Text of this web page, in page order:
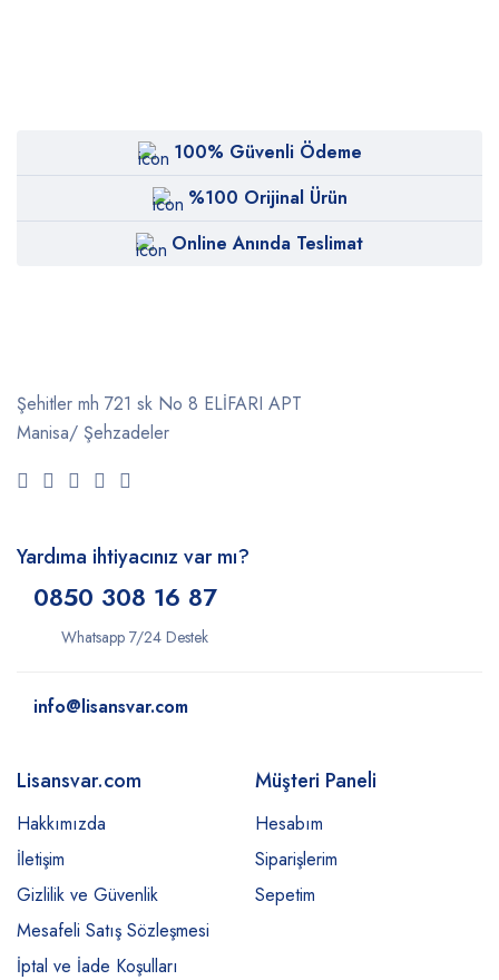
100% Güvenli Ödeme
%100 Orijinal Ürün
Online Anında Teslimat
Şehitler mh 721 sk No 8 ELİFARI APT
Manisa/ Şehzadeler
Yardıma ihtiyacınız var mı?
0850 308 16 87
Whatsapp 7/24 Destek
info@lisansvar.com
Lisansvar.com
Hakkımızda
İletişim
Gizlilik ve Güvenlik
Mesafeli Satış Sözleşmesi
İptal ve İade Koşulları
Müşteri Paneli
Hesabım
Siparişlerim
Sepetim